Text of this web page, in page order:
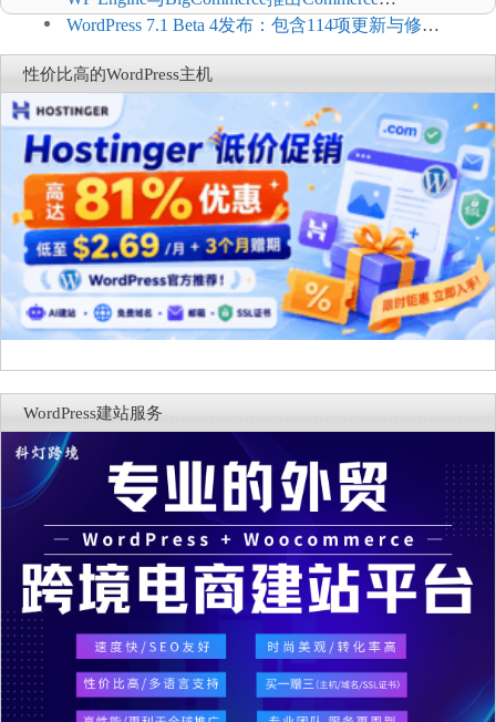
Connect：WordPress商店可保留前台体验并扩展电
商能力
WordPress 7.1 Beta 4发布：包含114项更新与修
复，仅建议在测试环境体验
性价比高的WordPress主机
WordPress建站服务